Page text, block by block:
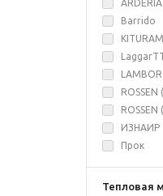
ARDERIA
Barrido
ROSSEN
ROSSEN
ИЗНАИР
Прок
Тепловая